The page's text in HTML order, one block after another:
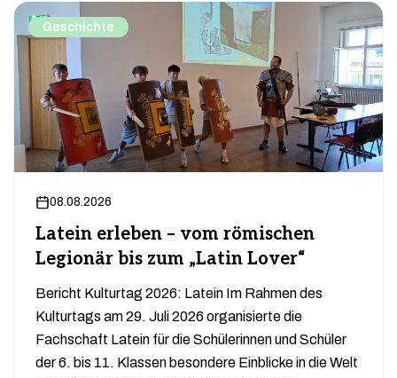
Geschichte
08.08.2026
Latein erleben – vom römischen
Legionär bis zum „Latin Lover“
Bericht Kulturtag 2026: Latein Im Rahmen des
Kulturtags am 29. Juli 2026 organisierte die
Fachschaft Latein für die Schülerinnen und Schüler
der 6. bis 11. Klassen besondere Einblicke in die Welt